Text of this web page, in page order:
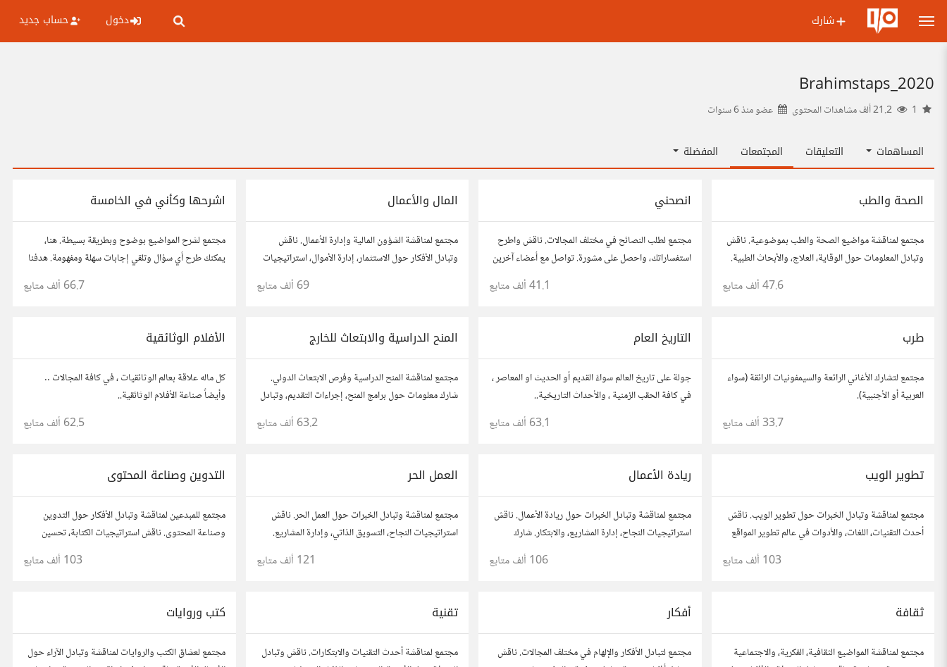
شارك دخول حساب جديد
Brahimstaps_2020
عضو منذ6 سنوات
المساهمات التعليقات المجتمعات المفضلة
الصحة والطب
مجتمع لمناقشة مواضيع الصحة والطب بموضوعية. ناقش
وتبادل المعلومات حول الوقاية، العلاج، والأبحاث الطبية.
شارك مقالاتك، نصائحك، وأسئلتك، وتواصل مع أشخاص
47.6 ألف متابع
انصحني
مجتمع لطلب النصائح في مختلف المجالات. ناقش واطرح
استفساراتك، واحصل على مشورة. تواصل مع أعضاء آخرين
للحصول على أفكار وحلول تساعدك في اتخاذ قراراتك.
41.1 ألف متابع
المال والأعمال
مجتمع لمناقشة الشؤون المالية وإدارة الأعمال. ناقش
وتبادل الأفكار حول الاستثمار، إدارة الأموال، استراتيجيات
النمو، وتحليل الأسواق. شارك نصائحك، تجاربك، وأسئلتك،
69 ألف متابع
اشرحها وكأني في الخامسة
مجتمع لشرح المواضيع بوضوح وبطريقة بسيطة. هنا،
يمكنك طرح أي سؤال وتلقي إجابات سهلة ومفهومة. هدفنا
هو تبسيط المعلومات لتكون سهلة على الجميع، تمامًا كما لو
66.7 ألف متابع
طرب
مجتمع لتشارك الأغاني الرائعة والسيمفونيات الرائقة (سواء
العربية أو الأجنبية).
33.7 ألف متابع
التاريخ العام
جولة على تاريخ العالم سواءً القديم أو الحديث او المعاصر ،
في كافة الحقب الزمنية ، والأحداث التاريخية..
63.1 ألف متابع
المنح الدراسية والابتعاث للخارج
مجتمع لمناقشة المنح الدراسية وفرص الابتعاث الدولي.
شارك معلومات حول برامج المنح، إجراءات التقديم، وتبادل
نصائح حول الدراسة في الخارج. استفد من تجارب الآخرين
63.2 ألف متابع
الأفلام الوثائقية
كل ماله علاقة بعالم الوثائقيات ، في كافة المجالات ..
وأيضاً صناعة الأفلام الوثائقية..
62.5 ألف متابع
تطوير الويب
مجتمع لمناقشة وتبادل الخبرات حول تطوير الويب. ناقش
أحدث التقنيات، اللغات، والأدوات في عالم تطوير المواقع
والتطبيقات. شارك مشاريعك، اسأل عن نصائح، وتعاون مع
103 ألف متابع
ريادة الأعمال
مجتمع لمناقشة وتبادل الخبرات حول ريادة الأعمال. ناقش
استراتيجيات النجاح، إدارة المشاريع، والابتكار. شارك
أفكارك، قصص نجاحك، وأسئلتك، وتواصل مع رواد أعمال
106 ألف متابع
العمل الحر
مجتمع لمناقشة وتبادل الخبرات حول العمل الحر. ناقش
استراتيجيات النجاح، التسويق الذاتي، وإدارة المشاريع.
شارك قصصك، نصائحك، وأسئلتك، وتواصل مع محترفين
121 ألف متابع
التدوين وصناعة المحتوى
مجتمع للمبدعين لمناقشة وتبادل الأفكار حول التدوين
وصناعة المحتوى. ناقش استراتيجيات الكتابة، تحسين
محركات البحث، وإنتاج المحتوى المرئي والمسموع. شارك
أفكارك وأسئلتك، وتواصل مع كتّاب ومبدعين آخرين.
103 ألف متابع
ثقافة
مجتمع لمناقشة المواضيع الثقافية، الفكرية، والاجتماعية
أفكار
مجتمع لتبادل الأفكار والإلهام في مختلف المجالات. ناقش
تقنية
مجتمع لمناقشة أحدث التقنيات والابتكارات. ناقش وتبادل
كتب وروايات
مجتمع لعشاق الكتب والروايات لمناقشة وتبادل الآراء حول